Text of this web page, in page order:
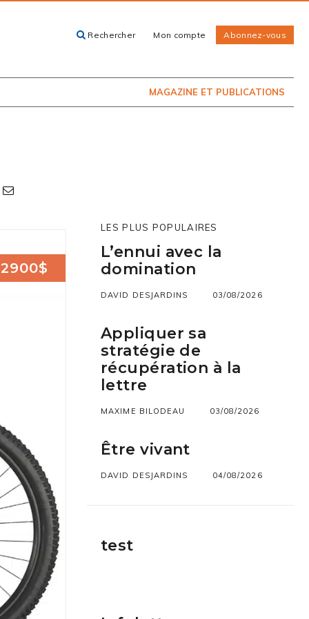
Rechercher Mon compte Abonnez-vous
MAGAZINE ET PUBLICATIONS
EN KIOSQUE
2900$
LES PLUS POPULAIRES
L’ennui avec la
domination
DAVID DESJARDINS 03/08/2026
Appliquer sa
stratégie de
récupération à la
lettre
MAXIME BILODEAU 03/08/2026
Être vivant
DAVID DESJARDINS 04/08/2026
test